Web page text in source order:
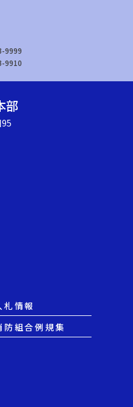
9999
9910
部
札情報
防組合例規集